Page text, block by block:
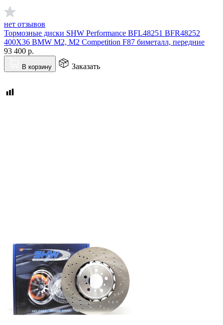
нет отзывов
Тормозные диски SHW Performance BFL48251 BFR48252
400X36 BMW M2, M2 Competition F87 биметалл, передние
93 400 р.
В корзину Заказать